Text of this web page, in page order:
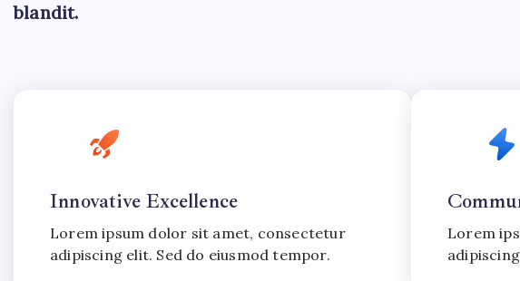
blandit.
Innovative Excellence
Lorem ipsum dolor sit amet, consectetur
adipiscing elit. Sed do eiusmod tempor.
Lorem